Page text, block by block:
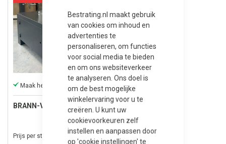
Bestrating.nl maakt gebruik
van cookies om inhoud en
advertenties te
personaliseren, om functies
voor social media te bieden
en om ons websiteverkeer
te analyseren. Ons doel is
om de best mogelijke
winkelervaring voor u te
creëren. U kunt uw
cookievoorkeuren zelf
instellen en aanpassen door
op 'cookie instellingen' te
BRANN-VBA2
Prijs per stuk